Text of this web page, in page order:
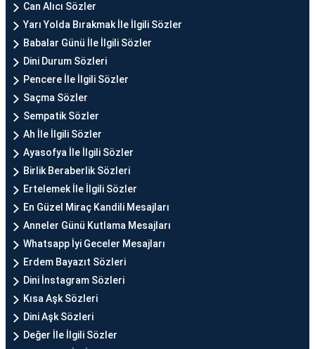
Can Alıcı Sözler
Yarı Yolda Bırakmak İle İlgili Sözler
Babalar Günü İle İlgili Sözler
Dini Durum Sözleri
Pencere İle İlgili Sözler
Saçma Sözler
Sempatik Sözler
Ah İle İlgili Sözler
Ayasofya İle İlgili Sözler
Birlik Beraberlik Sözleri
Ertelemek İle İlgili Sözler
En Güzel Miraç Kandili Mesajları
Anneler Günü Kutlama Mesajları
Whatsapp İyi Geceler Mesajları
Erdem Bayazıt Sözleri
Dini İnstagram Sözleri
Kısa Aşk Sözleri
Dini Aşk Sözleri
Değer İle İlgili Sözler